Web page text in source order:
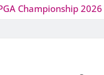
Championship 2026